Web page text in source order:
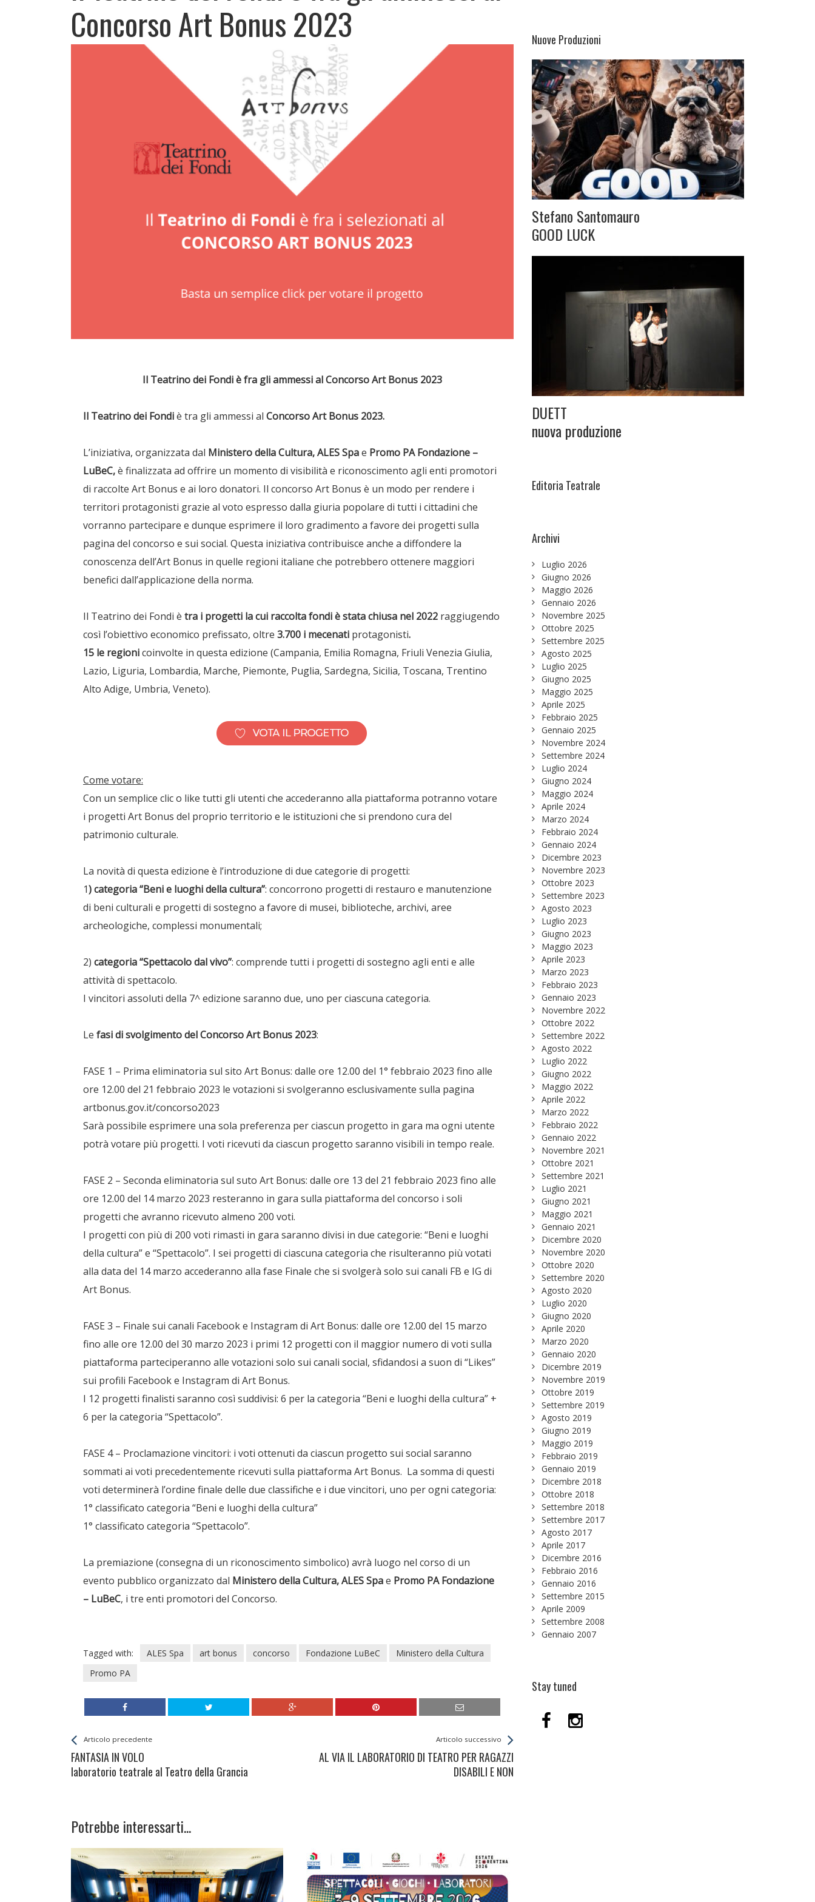
Concorso Art Bonus 2023
Il Teatrino dei Fondi è fra gli ammessi al Concorso Art Bonus 2023
Il Teatrino dei Fondiè tra gli ammessi al Concorso Art Bonus 2023.
L’iniziativa, organizzata dal Ministero della Cultura, ALES Spae Promo PA Fondazione –
LuBeC,è finalizzata ad offrire un momento di visibilità e riconoscimento agli enti promotori
di raccolte Art Bonus e ai loro donatori. Il concorso Art Bonus è un modo per rendere i
territori protagonisti grazie al voto espresso dalla giuria popolare di tutti i cittadini che
vorranno partecipare e dunque esprimere il loro gradimento a favore dei progetti sulla
pagina del concorso e sui social. Questa iniziativa contribuisce anche a diffondere la
conoscenza dell’Art Bonus in quelle regioni italiane che potrebbero ottenere maggiori
benefici dall’applicazione della norma.
Il Teatrino dei Fondi è tra i progetti la cui raccolta fondi è stata chiusa nel 2022 raggiugendo
così l’obiettivo economico prefissato, oltre 3.700 i mecenati protagonisti.
15 le regionicoinvolte in questa edizione (Campania, Emilia Romagna, Friuli Venezia Giulia,
Lazio, Liguria, Lombardia, Marche, Piemonte, Puglia, Sardegna, Sicilia, Toscana, Trentino
Alto Adige, Umbria, Veneto).
Come votare:
Con un semplice clic o like tutti gli utenti che accederanno alla piattaforma potranno votare
i progetti Art Bonus del proprio territorio e le istituzioni che si prendono cura del
patrimonio culturale.
La novità di questa edizione è l’introduzione di due categorie di progetti:
1) categoria “Beni e luoghi della cultura”: concorrono progetti di restauro e manutenzione
di beni culturali e progetti di sostegno a favore di musei, biblioteche, archivi, aree
archeologiche, complessi monumentali;
2) categoria “Spettacolo dal vivo”: comprende tutti i progetti di sostegno agli enti e alle
attività di spettacolo.
I vincitori assoluti della 7^ edizione saranno due, uno per ciascuna categoria.
Le fasi di svolgimentodelConcorso Art Bonus 2023:
FASE 1 – Prima eliminatoria sul sito Art Bonus: dalle ore 12.00 del 1° febbraio 2023 fino alle
ore 12.00 del 21 febbraio 2023 le votazioni si svolgeranno esclusivamente sulla pagina
artbonus.gov.it/concorso2023
Sarà possibile esprimere una sola preferenza per ciascun progetto in gara ma ogni utente
potrà votare più progetti. I voti ricevuti da ciascun progetto saranno visibili in tempo reale.
FASE 2 – Seconda eliminatoria sul suto Art Bonus: dalle ore 13 del 21 febbraio 2023 fino alle
ore 12.00 del 14 marzo 2023 resteranno in gara sulla piattaforma del concorso i soli
progetti che avranno ricevuto almeno 200 voti.
I progetti con più di 200 voti rimasti in gara saranno divisi in due categorie: “Beni e luoghi
della cultura” e “Spettacolo”. I sei progetti di ciascuna categoria che risulteranno più votati
alla data del 14 marzo accederanno alla fase Finale che si svolgerà solo sui canali FB e IG di
Art Bonus.
FASE 3 – Finale sui canali Facebook e Instagram di Art Bonus: dalle ore 12.00 del 15 marzo
fino alle ore 12.00 del 30 marzo 2023 i primi 12 progetti con il maggior numero di voti sulla
piattaforma parteciperanno alle votazioni solo sui canali social, sfidandosi a suon di “Likes”
sui profili Facebook e Instagram di Art Bonus.
I 12 progetti finalisti saranno così suddivisi: 6 per la categoria “Beni e luoghi della cultura” +
6 per la categoria “Spettacolo”.
FASE 4 – Proclamazione vincitori: i voti ottenuti da ciascun progetto sui social saranno
sommati ai voti precedentemente ricevuti sulla piattaforma Art Bonus. La somma di questi
voti determinerà l’ordine finale delle due classifiche e i due vincitori, uno per ogni categoria:
1° classificato categoria “Beni e luoghi della cultura”
1° classificato categoria “Spettacolo”.
La premiazione (consegna di un riconoscimento simbolico) avrà luogo nel corso di un
evento pubblico organizzato dal Ministero della Cultura, ALES Spae Promo PA Fondazione
– LuBeC, i tre enti promotori del Concorso.
Tagged with: ALES Spa art bonus concorso Fondazione LuBeC
Ministero della Cultura
Promo PA
LeggiArticolo precedente
FANTASIA IN VOLO
laboratorio teatrale al Teatro della Grancia
Back
All
Entries
Articolo successivo
AL VIA IL LABORATORIO DI TEATRO PER RAGAZZI
DISABILI E NON
Potrebbe interessarti...
Nuove Produzioni
Stefano Santomauro
GOOD LUCK
DUETT
nuova produzione
Editoria Teatrale
Archivi
Luglio 2026
Giugno 2026
Maggio 2026
Gennaio 2026
Novembre 2025
Ottobre 2025
Settembre 2025
Agosto 2025
Luglio 2025
Giugno 2025
Maggio 2025
Aprile 2025
Febbraio 2025
Gennaio 2025
Novembre 2024
Settembre 2024
Luglio 2024
Giugno 2024
Maggio 2024
Aprile 2024
Marzo 2024
Febbraio 2024
Gennaio 2024
Dicembre 2023
Novembre 2023
Ottobre 2023
Settembre 2023
Agosto 2023
Luglio 2023
Giugno 2023
Maggio 2023
Aprile 2023
Marzo 2023
Febbraio 2023
Gennaio 2023
Novembre 2022
Ottobre 2022
Settembre 2022
Agosto 2022
Luglio 2022
Giugno 2022
Maggio 2022
Aprile 2022
Marzo 2022
Febbraio 2022
Gennaio 2022
Novembre 2021
Ottobre 2021
Settembre 2021
Luglio 2021
Giugno 2021
Maggio 2021
Gennaio 2021
Dicembre 2020
Novembre 2020
Ottobre 2020
Settembre 2020
Agosto 2020
Luglio 2020
Giugno 2020
Aprile 2020
Marzo 2020
Gennaio 2020
Dicembre 2019
Novembre 2019
Ottobre 2019
Settembre 2019
Agosto 2019
Giugno 2019
Maggio 2019
Febbraio 2019
Gennaio 2019
Dicembre 2018
Ottobre 2018
Settembre 2018
Settembre 2017
Agosto 2017
Aprile 2017
Dicembre 2016
Febbraio 2016
Gennaio 2016
Settembre 2015
Aprile 2009
Settembre 2008
Gennaio 2007
Stay tuned